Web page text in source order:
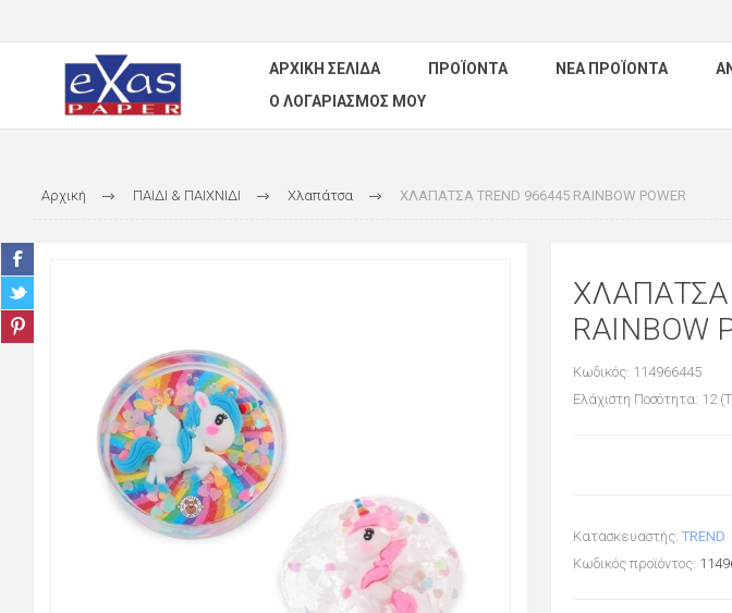
ΑΡΧΙΚΉ ΣΕΛΊΔΑ ΠΡΟΪΌΝΤΑ ΝΈΑ ΠΡΟΪΌΝΤΑ
Ο ΛΟΓΑΡΙΑΣΜΌΣ ΜΟΥ
Αρχική ΠΑΙΔΙ & ΠΑΙΧΝΙΔΙ Χλαπάτσα ΧΛΑΠΑΤΣΑ TREND 966445 RAINBOW POWER
ΧΛΑΠΑΤΣΑ
RAINBOW
Κωδικός: 114966445
Ελάχιστη Ποσότητα: 12
Κατασκευαστής: TREND
Κωδικός προϊόντος: